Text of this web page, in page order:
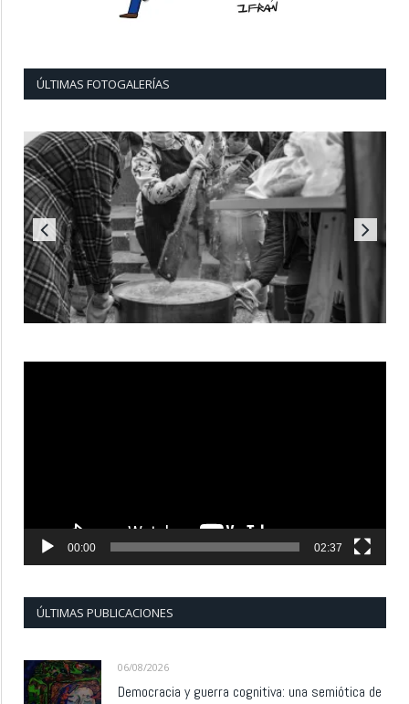
ÚLTIMAS FOTOGALERÍAS
00:00 02:37
ÚLTIMAS PUBLICACIONES
06/08/2026
Democracia y guerra cognitiva: una semiótica de